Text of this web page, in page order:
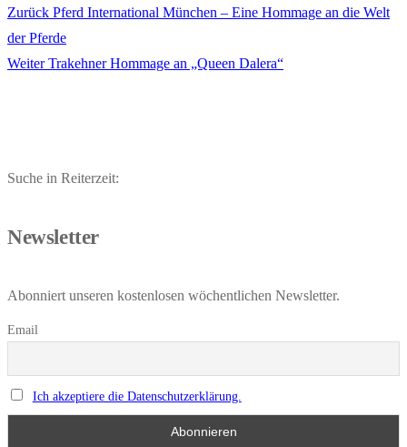
Beitragsnavigation
Zurück Vorheriger
Beitrag:
Pferd International München – Eine Hommage an die Welt
der Pferde
Weiter Nächster
Trakehner Hommage an „Queen Dalera“
Suche in Reiterzeit:
Newsletter
Abonniert unseren kostenlosen wöchentlichen Newsletter.
Email
Ich akzeptiere die Datenschutzerklärung.